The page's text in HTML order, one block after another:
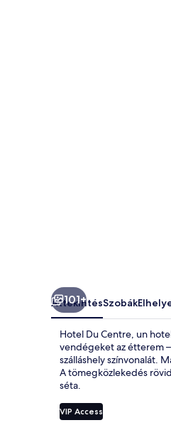
101+
ÁttekintésSzobák
Hotel Du Centre, un
vendégeket az étterem
szálláshely színvonalát.
A tömegközlekedés
séta.
VIP Access